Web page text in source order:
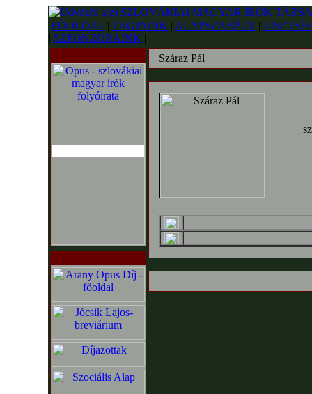
FŐOLDAL | TAGJAINK | ALAPSZABÁLY |
| SZPONZORAINK |
Száraz Pál